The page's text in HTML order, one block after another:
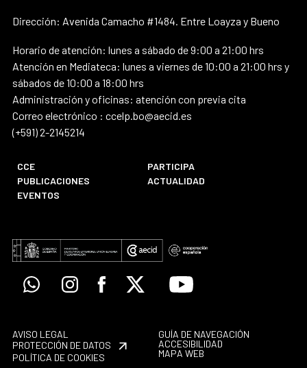
Dirección: Avenida Camacho #1484. Entre Loayza y Bueno
Horario de atención: lunes a sábado de 9:00 a 21:00 hrs
Atención en Mediateca: lunes a viernes de 10:00 a 21:00 hrs y
sábados de 10:00 a 18:00 hrs
Administración y oficinas: atención con previa cita
Correo electrónico : ccelp.bo@aecid.es
(+591) 2-2145214
CCE
PARTICIPA
PUBLICACIONES
ACTUALIDAD
EVENTOS
WhatsappInstagramFacebook
X Youtube
AVISO LEGAL
PROTECCIÓN DE DATOS
POLÍTICA DE COOKIES
GUÍA DE NAVEGACIÓN
ACCESIBILIDAD
MAPA WEB